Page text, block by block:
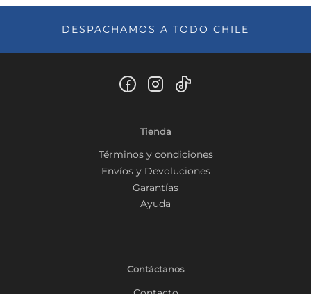
DESPACHAMOS A TODO CHILE
Tienda
Términos y condiciones
Envíos y Devoluciones
Garantías
Ayuda
Contáctanos